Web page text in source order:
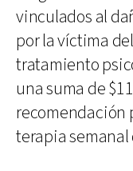
vinculados al
por la víctima
tratamiento
una suma de
recomendación
terapia semanal